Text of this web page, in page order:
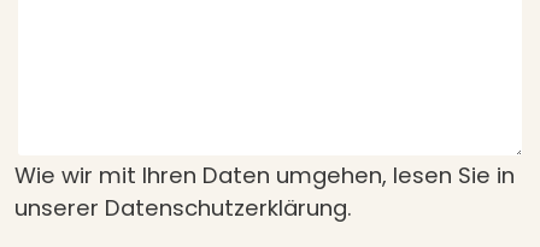
Wie wir mit Ihren Daten umgehen, lesen Sie in
unserer Datenschutzerklärung.